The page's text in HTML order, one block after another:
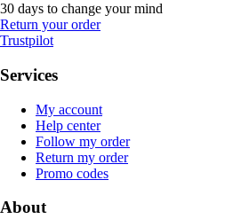
30 days to change your mind
Return your order
Trustpilot
Services
My account
Help center
Follow my order
Return my order
Promo codes
About